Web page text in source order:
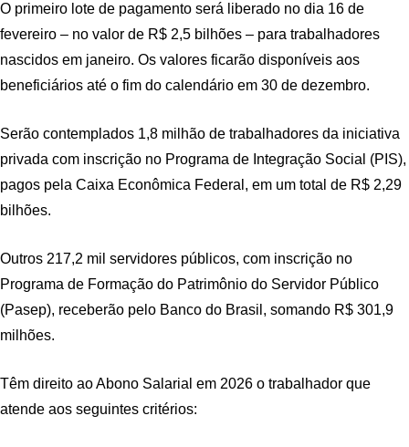
O primeiro lote de pagamento será liberado no dia 16 de
fevereiro – no valor de R$ 2,5 bilhões – para trabalhadores
nascidos em janeiro. Os valores ficarão disponíveis aos
beneficiários até o fim do calendário em 30 de dezembro.
Serão contemplados 1,8 milhão de trabalhadores da iniciativa
privada com inscrição no Programa de Integração Social (PIS),
pagos pela Caixa Econômica Federal, em um total de R$ 2,29
bilhões.
Outros 217,2 mil servidores públicos, com inscrição no
Programa de Formação do Patrimônio do Servidor Público
(Pasep), receberão pelo Banco do Brasil, somando R$ 301,9
milhões.
Têm direito ao Abono Salarial em 2026 o trabalhador que
atende aos seguintes critérios: